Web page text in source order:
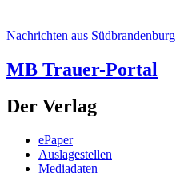
Nachrichten aus Südbrandenburg
MB Trauer-Portal
Der Verlag
ePaper
Auslagestellen
Mediadaten